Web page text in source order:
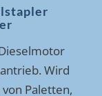
Wird
Paletten,